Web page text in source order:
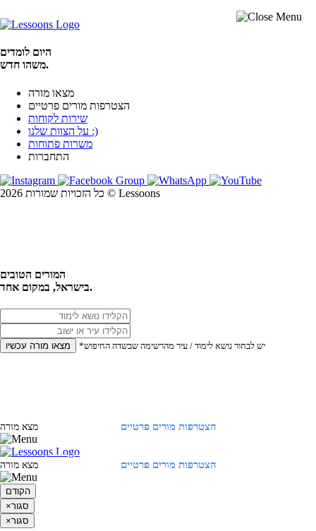
היום לומדים
משהו חדש.
מצאו מורה
הצטרפות מורים פרטיים
שירות לקוחות
על הצוות שלנו :)
משרות פתוחות
התחברות
כל הזכויות שמורות 2026 © Lessoons
המורים הטובים
בישראל, במקום אחד.
מצאו מורה עכשיו *יש לבחור נושא לימוד / עיר מהרשימה שבשדה החיפוש
הצטרפות מורים פרטיים מצא מורה
הצטרפות מורים פרטיים מצא מורה
הקודם
×סגור
×סגור